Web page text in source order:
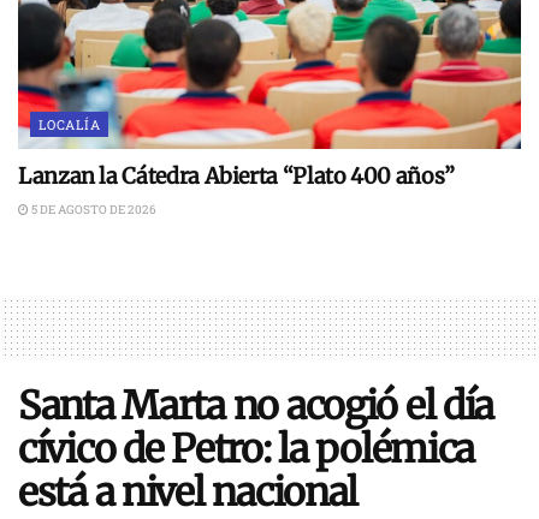
LOCALÍA
Lanzan la Cátedra Abierta “Plato 400 años”
5 DE AGOSTO DE 2026
Santa Marta no acogió el día
cívico de Petro: la polémica
está a nivel nacional